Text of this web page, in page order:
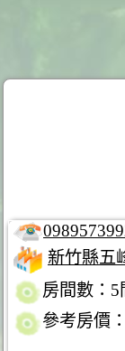
新竹縣五
房間數：5
參考房價